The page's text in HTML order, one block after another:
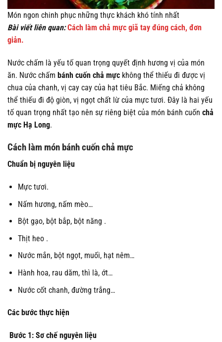
Món ngon chinh phục những thực khách khó tính nhất
Bài viết liên quan: Cách làm chả mực giã tay đúng cách, đơn
giản.
Nước chấm là yếu tố quan trọng quyết định hương vị của món
ăn. Nước chấm bánh cuốn chả mực không thể thiếu đi được vị
chua của chanh, vị cay cay của hạt tiêu Bắc. Miếng chả không
thể thiếu đi độ giòn, vị ngọt chất lừ của mực tươi. Đây là hai yếu
tố quan trọng nhất tạo nên sự riêng biệt của món bánh cuốn chả
mực Hạ Long.
Cách làm món bánh cuốn chả mực
Chuẩn bị nguyên liệu
Mực tươi.
Nấm hương, nấm mèo…
Bột gạo, bột bắp, bột năng .
Thịt heo .
Nước mắn, bột ngọt, muối, hạt nêm…
Hành hoa, rau dăm, thì là, ớt…
Nước cốt chanh, đường trắng…
Các bước thực hiện
Bước 1: Sơ chế nguyên liệu